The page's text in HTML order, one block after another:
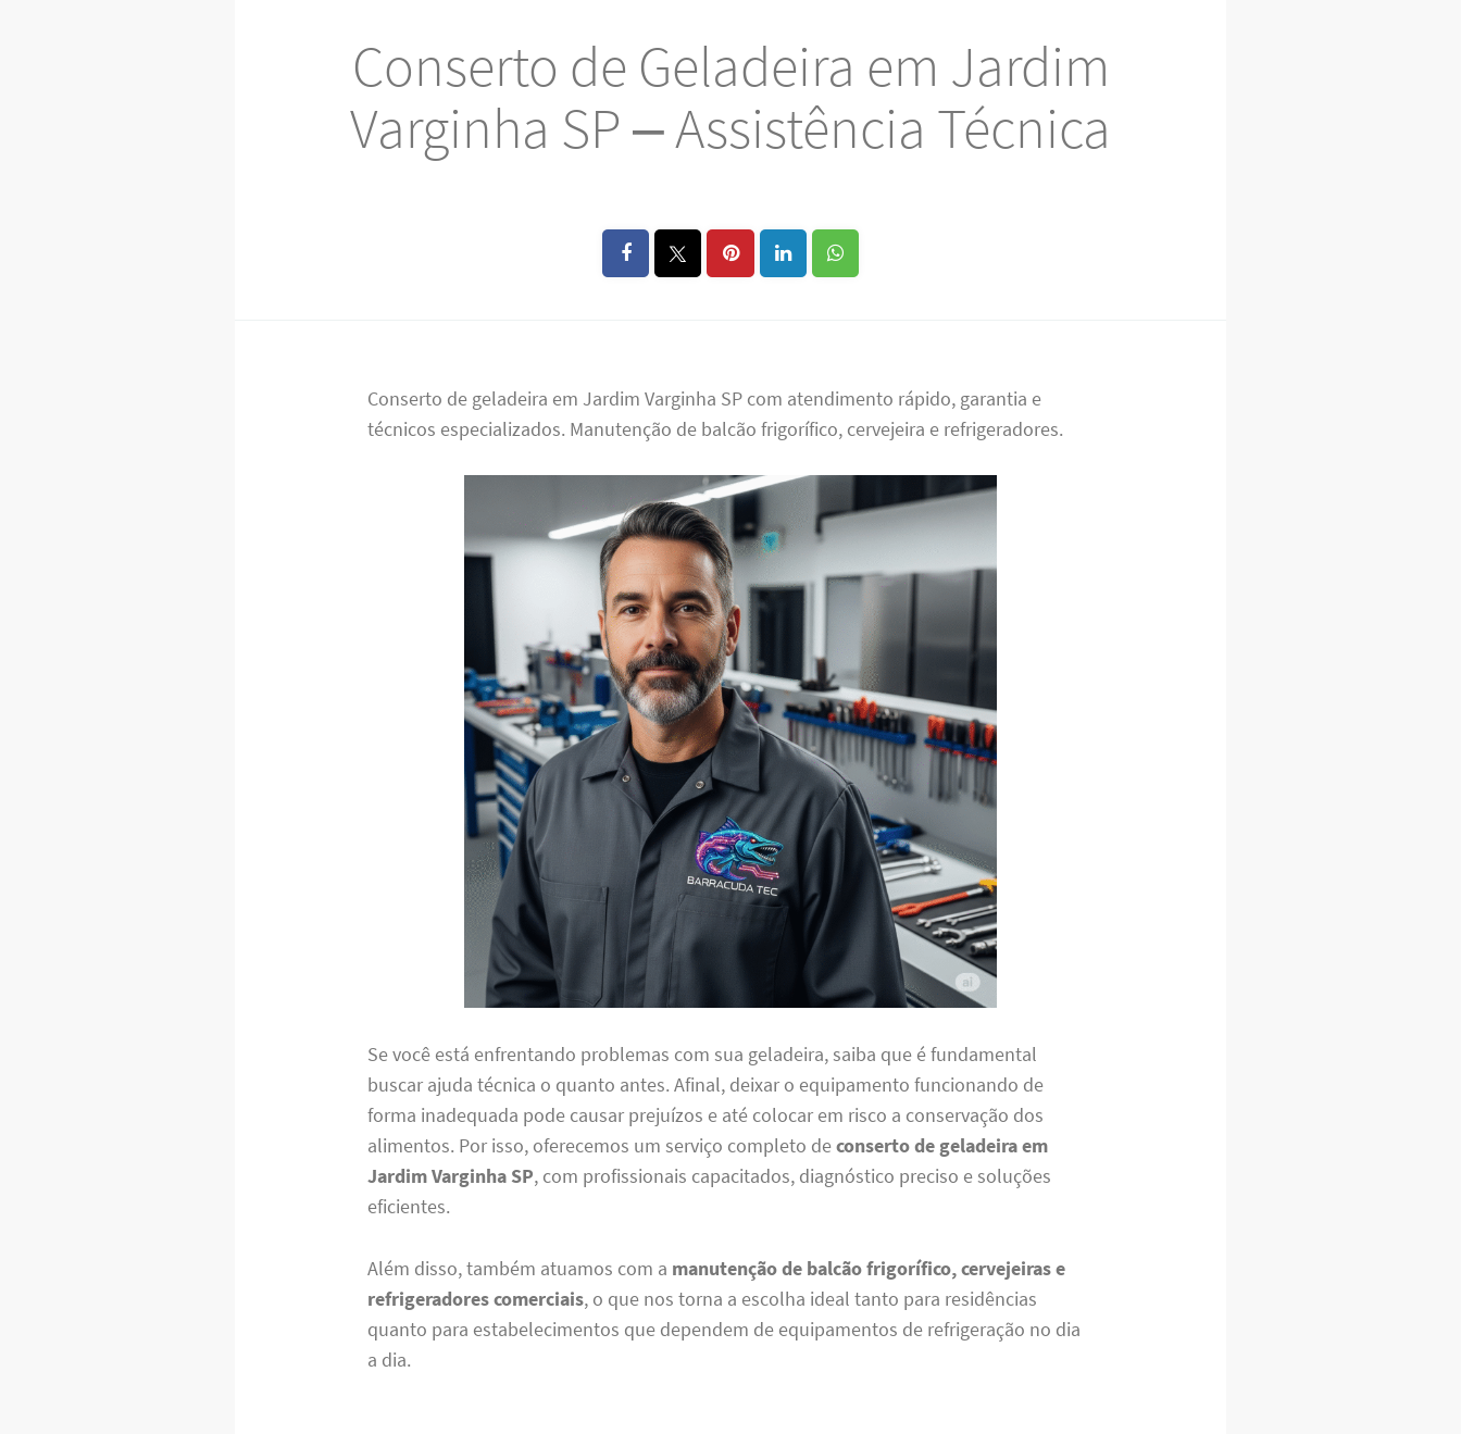
Conserto de Geladeira em Jardim
Varginha SP – Assistência Técnica
Conserto de geladeira em Jardim Varginha SP com atendimento rápido, garantia e
técnicos especializados. Manutenção de balcão frigorífico, cervejeira e refrigeradores.
Se você está enfrentando problemas com sua geladeira, saiba que é fundamental
buscar ajuda técnica o quanto antes. Afinal, deixar o equipamento funcionando de
forma inadequada pode causar prejuízos e até colocar em risco a conservação dos
alimentos. Por isso, oferecemos um serviço completo deconserto de geladeira em
Jardim Varginha SP, com profissionais capacitados, diagnóstico preciso e soluções
eficientes.
Além disso, também atuamos com a manutenção de balcão frigorífico, cervejeiras e
refrigeradores comerciais, o que nos torna a escolha ideal tanto para residências
quanto para estabelecimentos que dependem de equipamentos de refrigeração no dia
a dia.